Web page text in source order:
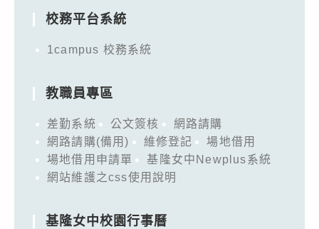
校務平台系統
1campus 校務系統
教職員專區
差勤系統 公文簽核
網路請購
網路請購(備用)
維修登記
場地借用
場地借用申請單
基隆女中Newplus系統
網站維護之css使用說明
基隆女中校園行事曆